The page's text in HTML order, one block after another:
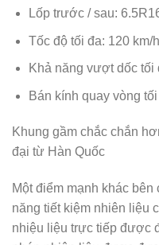
Lốp trước / sau:
Tốc độ tối đa: 120 km/h
Khả năng vượt dốc tối
Bán kính quay vòng
Khung gầm chắc chắn
đại từ Hàn Quốc
Một điểm mạnh khác
năng tiết kiệm nhiên liệu
nhiệu liệu trực tiếp được